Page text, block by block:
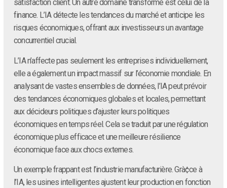
satisfaction client. Un autre domaine transformé est celui de la
finance. L’IA détecte les tendances du marché et anticipe les
risques économiques, offrant aux investisseurs un avantage
concurrentiel crucial.
L’IA n’affecte pas seulement les entreprises individuellement,
elle a également un impact massif sur l’économie mondiale. En
analysant de vastes ensembles de données, l’IA peut prévoir
des tendances économiques globales et locales, permettant
aux décideurs politiques d’ajuster leurs politiques
économiques en temps réel. Cela se traduit par une régulation
économique plus efficace et une meilleure résilience
économique face aux chocs externes.
Un exemple frappant est l’industrie manufacturière. Grà¢ce à
l’IA, les usines intelligentes ajustent leur production en fonction